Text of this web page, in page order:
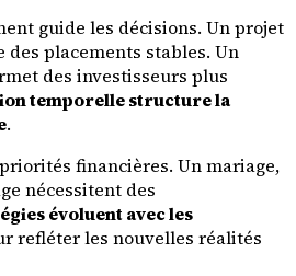
guide les décisions. Un projet
placements stables. Un
des investisseurs plus
temporelle structure la
.
financières. Un mariage,
nécessitent des
évoluent avec les
refléter les nouvelles réalités